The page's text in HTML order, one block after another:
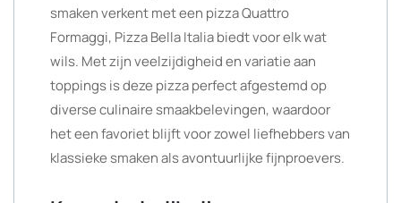
smaken verkent met een pizza Quattro
Formaggi, Pizza Bella Italia biedt voor elk wat
wils. Met zijn veelzijdigheid en variatie aan
toppings is deze pizza perfect afgestemd op
diverse culinaire smaakbelevingen, waardoor
het een favoriet blijft voor zowel liefhebbers van
klassieke smaken als avontuurlijke fijnproevers.